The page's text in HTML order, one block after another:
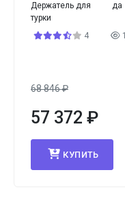
Держатель для
турки
да
4
68 846₽
57 372 ₽
КУПИТЬ